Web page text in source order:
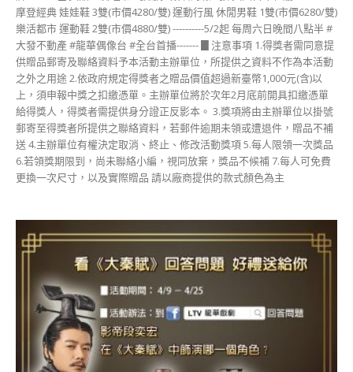
摩登經典 娃娃鞋 3雙(市價4280/雙) 運動行風 休閒男鞋 1雙(市價6280/雙)
樂活都市 運動鞋 2雙(市價4880/雙) ----------5/2起 每周六日晚間八點半 #
大發不動產 #龍華偶像台 #全台首播------- ▊注意事項 1.得獎者需同意提
供贈品郵寄及聯絡資料予本活動主辦單位，所提供之資料不作為本活動
之外之用途 2.依政府規定得獎者之贈品價值超過新臺幣1,000元(含)以
上，須申報中獎之扣繳憑單。主辦單位將於次年2月底前開具扣繳憑單
給得獎人，得獎者需提供身分證正反影本。 3.獎項將由主辦單位以掛號
郵寄至得獎者所提供之聯絡資料，若郵件逾期未領或遭退件，贈品不補
送 4.主辦單位有權決定取消、終止、修改活動獎項 5.每人限領一次獎品
6.若領獎期限到，尚未聯絡小編，視同放棄，獎品不候補 7.每人可免費
更換一次尺寸，以及實際贈品 請以廠商提供的款式顏色為主